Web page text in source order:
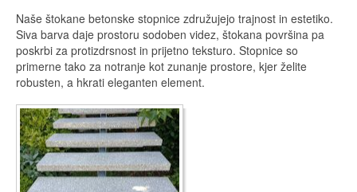
Naše štokane betonske stopnice združujejo trajnost in estetiko.
Siva barva daje prostoru sodoben videz, štokana površina pa
poskrbi za protizdrsnost in prijetno teksturo. Stopnice so
primerne tako za notranje kot zunanje prostore, kjer želite
robusten, a hkrati eleganten element.